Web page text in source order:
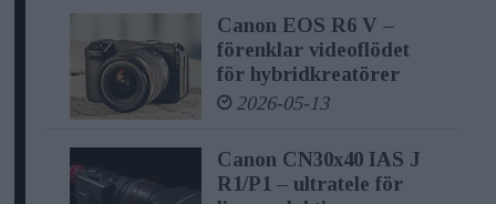
tre modeller: imagePROGRAF GP-6600S
(60”/1524 mm), GP-4600S (44”/1118 mm)
och GP-2600S (24”/610 mm) – som nu
ersätter imagePROGRAF PRO-6100S
och PRO-4100S. Med den nya
Canon EOS R6 V –
förenklar videoflödet
för hybridkreatörer
2026-05-13
Canon CN30x40 IAS J
R1/P1 – ultratele för